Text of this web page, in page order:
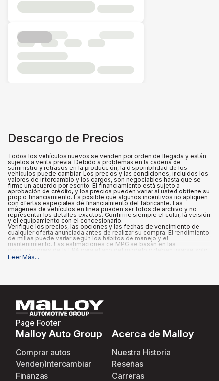
Descargo de Precios
Todos los vehículos nuevos se venden por orden de llegada y están
sujetos a venta previa. Debido a problemas en la cadena de
suministro y retrasos en la producción, la disponibilidad de los
vehículos puede cambiar. Los precios y las condiciones, incluidos los
valores de intercambio y los cargos, son negociables hasta que se
firme un acuerdo por escrito. El financiamiento está sujeto a
aprobación de crédito, y los precios pueden variar si usted obtiene su
propio financiamiento. Es posible que algunos incentivos no apliquen
con ofertas especiales de financiamiento del fabricante. Las
imágenes de vehículos en línea pueden ser fotos de archivo y no
representar los detalles exactos. Confirme siempre el color, la versión
y el equipamiento con el concesionario.
Verifique los precios, las opciones y las fechas de vencimiento de
cualquier oferta anunciada antes de realizar su compra. El rendimiento
de millas puede variar según los hábitos de manejo y el
mantenimiento. Las estimaciones de MPG se basan en las
clasificaciones de la EPA para el año del modelo y deben usarse solo
para fines de comparación.
los que califican todos los consumidores. Pueden existir reembolsos
o incentivos adicionales según la elegibilidad. Estos incentivos y
precios están sujetos a cambios según los programas del fabricante.
Qué no está incluido:
Todos los precios anunciados EXCLUYEN el equipo opcional
seleccionado por el comprador, así como los impuestos estatales y
locales, placas, registro y tarifas de título.
Leer Más...
Page Footer
Malloy Auto Group
Comprar autos
Vender/Intercambiar
Finanzas
Acerca de Malloy
Nuestra Historia
Reseñas
Carreras